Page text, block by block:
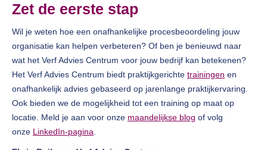
Zet de eerste stap
Wil je weten hoe een onafhankelijke procesbeoordeling jouw
organisatie kan helpen verbeteren? Of ben je benieuwd naar
wat het Verf Advies Centrum voor jouw bedrijf kan betekenen?
Het Verf Advies Centrum biedt praktijkgerichte trainingen en
onafhankelijk advies gebaseerd op jarenlange praktijkervaring.
Ook bieden we de mogelijkheid tot een training op maat op
locatie. Meld je aan voor onze maandelijkse blog of volg
onze LinkedIn-pagina